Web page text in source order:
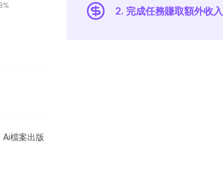
Ai檔案出版
2. 完成任務賺取額外收入